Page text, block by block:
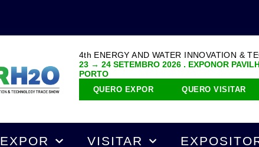
4th ENERGY AND WATER INNOVATION &
23 → 24 SETEMBRO 2026 . EXPONOR
PORTO
QUERO EXPOR QUERO VISITAR
EXPOR VISITAR